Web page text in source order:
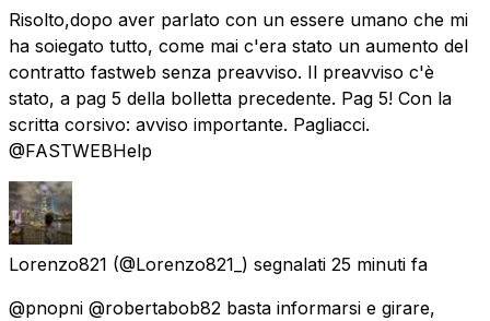
Risolto,dopo aver parlato con un essere umano che mi
ha soiegato tutto, come mai c'era stato un aumento del
contratto fastweb senza preavviso. Il preavviso c'è
stato, a pag 5 della bolletta precedente. Pag 5! Con la
scritta corsivo: avviso importante. Pagliacci.
@FASTWEBHelp
Lorenzo821 (@Lorenzo821_) segnalati 25 minuti fa
@pnopni @robertabob82 basta informarsi e girare,